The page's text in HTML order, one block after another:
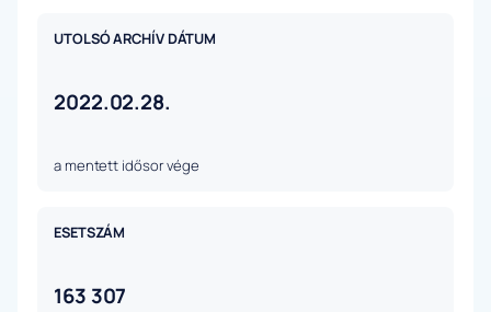
UTOLSÓ ARCHÍV DÁTUM
2022.02.28.
a mentett idősor vége
ESETSZÁM
163 307